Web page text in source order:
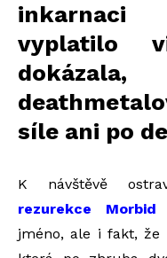
vyplatilo
síle ani po
K návštěvě
rezurekce Morbid
jméno, ale i fakt,